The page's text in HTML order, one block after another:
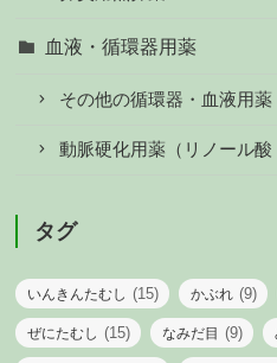
血液・循環器用薬
その他の循環器・血液用薬
動脈硬化用薬（リノール酸
タグ
いんきんたむし (15) かぶれ (9)
ぜにたむし (15) なみだ目 (9)